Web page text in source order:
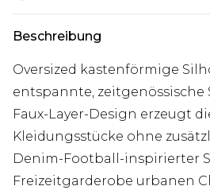
Beschreibung
Oversized kastenförmige
entspannte,
Faux-Layer-Design erzeugt
Kleidungsstücke ohne
Denim-Football-inspirierter
Freizeitgarderobe urbanen